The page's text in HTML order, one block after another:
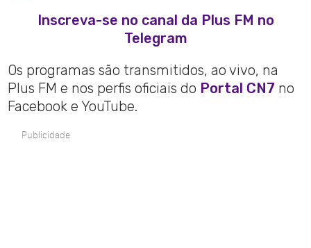
Inscreva-se no canal da Plus FM no
Telegram
Os programas são transmitidos, ao vivo, na
Plus FM e nos perfis oficiais do Portal CN7 no
Facebook e YouTube.
Publicidade